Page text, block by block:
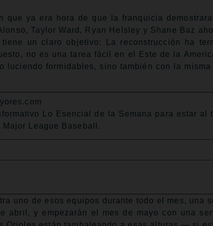
que ya era hora de que la franquicia
Taylor Ward, Ryan Helsley y Shane Baz
un claro objetivo: La reconstrucción ha
no es una tarea fácil en el Este de la
luciendo formidables, sino también con la misma
Lo Esencial de la Semana para estar al
League Baseball.
uno de esos equipos durante todo el mes, una
abril, y empezarán el mes de mayo con una